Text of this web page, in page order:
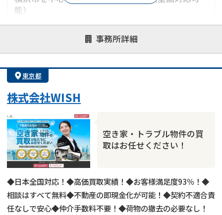
事務所詳細
能）
オンライン面談可能
決済までが早い
1億円以上の買取可
業歴10年以上
業者案件歓迎
士業連携有り
東京都
株式会社WISH
空き家・トラブル物件の買
取はお任せください！
◆日本全国対応！◆高価買取実績！◆お客様満足度93％！◆
相談はすべて無料◆不動産の即現金化が可能！◆契約不適合責
任なしで安心◆仲介手数料不要！◆荷物の撤去の必要なし！